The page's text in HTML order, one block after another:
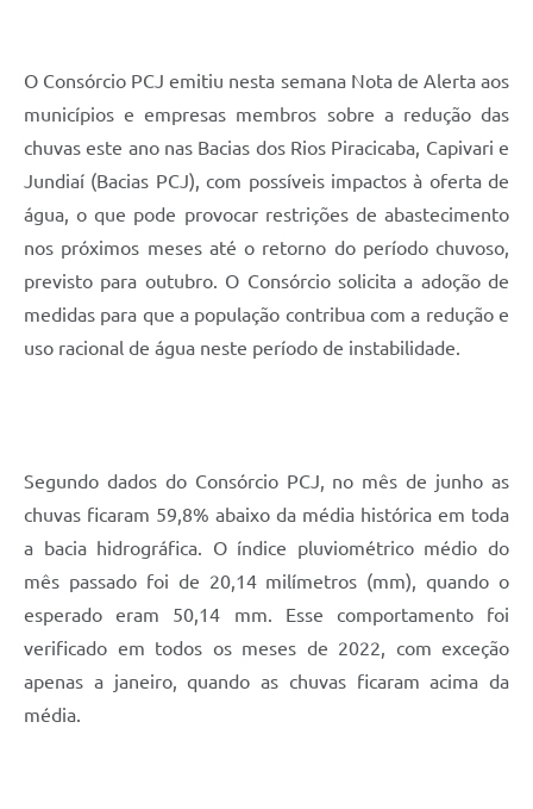
O Consórcio PCJ emitiu nesta semana Nota de Alerta aos
municípios e empresas membros sobre a redução das
chuvas este ano nas Bacias dos Rios Piracicaba, Capivari e
Jundiaí (Bacias PCJ), com possíveis impactos à oferta de
água, o que pode provocar restrições de abastecimento
nos próximos meses até o retorno do período chuvoso,
previsto para outubro. O Consórcio solicita a adoção de
medidas para que a população contribua com a redução e
uso racional de água neste período de instabilidade.
Segundo dados do Consórcio PCJ, no mês de junho as
chuvas ficaram 59,8% abaixo da média histórica em toda
a bacia hidrográfica. O índice pluviométrico médio do
mês passado foi de 20,14 milímetros (mm), quando o
esperado eram 50,14 mm. Esse comportamento foi
verificado em todos os meses de 2022, com exceção
apenas a janeiro, quando as chuvas ficaram acima da
média.